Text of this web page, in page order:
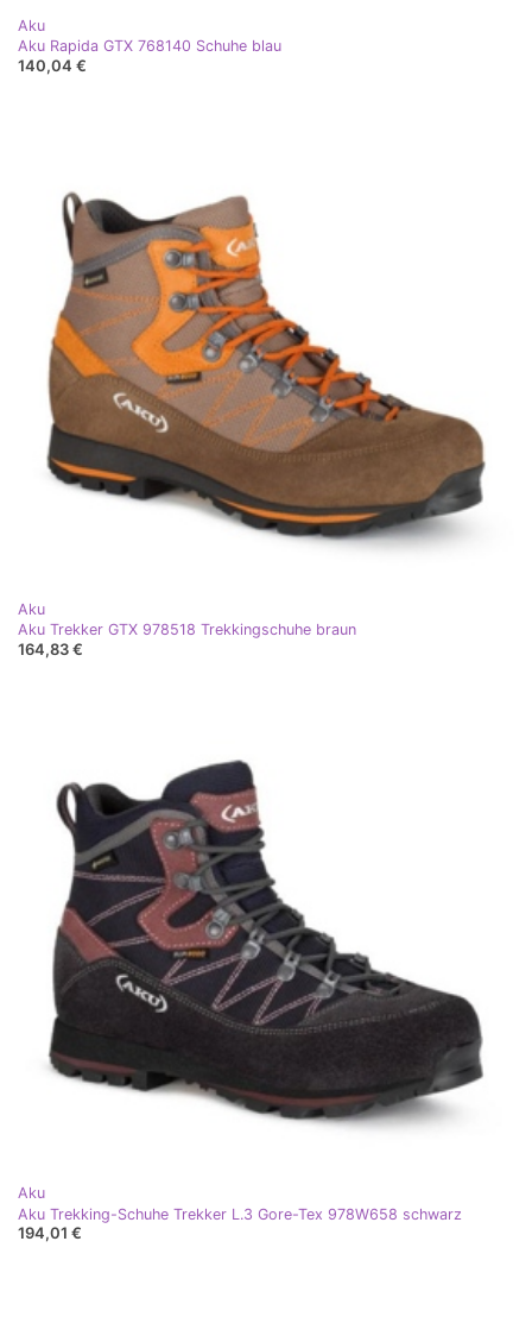
Aku
Aku Rapida GTX 768140 Schuhe blau
140,04 €
Aku
Aku Trekker GTX 978518 Trekkingschuhe braun
164,83 €
Aku
Aku Trekking-Schuhe Trekker L.3 Gore-Tex 978W658 schwarz
194,01 €